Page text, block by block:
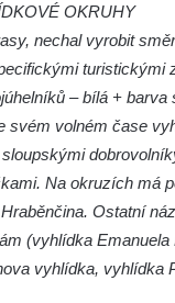
na hřbitově v Dolním
na hřbitově v Horním
na hřbitově v
na hřbitově v
OKRUHY
nechal vyrobit
turistickými
– bílá +
svém volném čase
Na okruzích má
Ostatní
(vyhlídka Emanuela
vyhlídka, vyhlídka